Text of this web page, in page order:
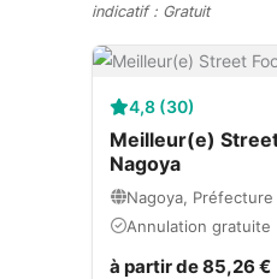
indicatif : Gratuit
4,8 (30)
Meilleur(e)
Nagoya
Nagoya, Préfecture
Annulation gratuite
à partir de 85,26 €